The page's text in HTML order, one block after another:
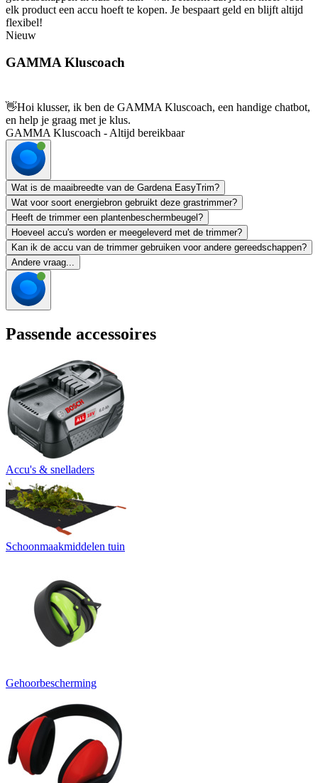
elk product een accu hoeft te kopen. Je bespaart geld en blijft altijd
flexibel!
Nieuw
GAMMA Kluscoach
👋Hoi klusser, ik ben de GAMMA Kluscoach, een handige chatbot,
en help je graag met je klus.
GAMMA Kluscoach - Altijd bereikbaar
Wat is de maaibreedte van de Gardena EasyTrim?
Wat voor soort energiebron gebruikt deze grastrimmer?
Heeft de trimmer een plantenbeschermbeugel?
Hoeveel accu's worden er meegeleverd met de trimmer?
Kan ik de accu van de trimmer gebruiken voor andere gereedschappen?
Andere vraag...
Passende accessoires
Accu's & snelladers
Schoonmaakmiddelen tuin
Gehoorbescherming